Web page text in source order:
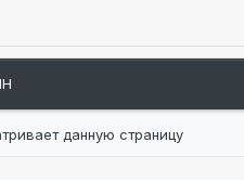
данную страницу